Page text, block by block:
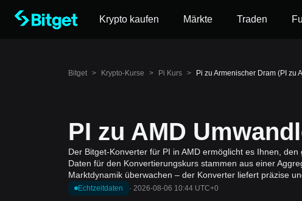
Krypto kaufen Märkte Traden
Bitget > Krypto-Kurse > Pi Kurs > Pi zu Armenischer Dram (PI zu
PI zu AMD
Der Bitget-Konverter für PI in AMD ermöglicht es Ihnen,
Daten für den Konvertierungskurs stammen aus einer
Marktdynamik überwachen – der Konverter liefert präzise
Echtzeitdaten · 2026-08-06 10:44 UTC+0